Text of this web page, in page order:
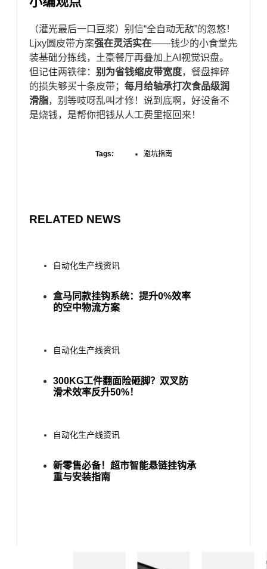
（灌光最后一口豆浆）别信“全自动无敌”的忽悠！
Ljxy圆皮带方案​​强在灵活实在​​——钱少的小食堂先
装基础分拣线，土豪餐厅再叠加上AI视觉识盘。
但记住两铁律：​ ​别为省钱缩皮带宽度​​，餐盘摔碎
的损失够买十条皮带；​ ​每月给轴承打次食品级润
滑脂​​，别等吱呀乱叫才修！说到底啊，好设备不
是烧钱，是帮你把钱从人工费里抠回来！
Tags: 避坑指南
RELATED NEWS
自动化生产线资讯
盒马同款挂钩系统：提升0%效率
的空中物流方案
自动化生产线资讯
300KG工件翻面险砸脚？双叉防
滑术效率反升50%！
自动化生产线资讯
新零售必备！超市智能悬链挂钩承
重与安装指南